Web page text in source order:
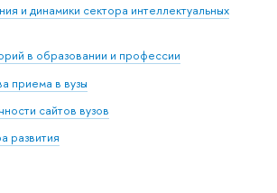
и динамики сектора интеллектуальных
в образовании и профессии
приема в вузы
сайтов вузов
развития